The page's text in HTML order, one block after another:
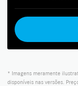
* Imagens meramente
disponíveis nas versões.